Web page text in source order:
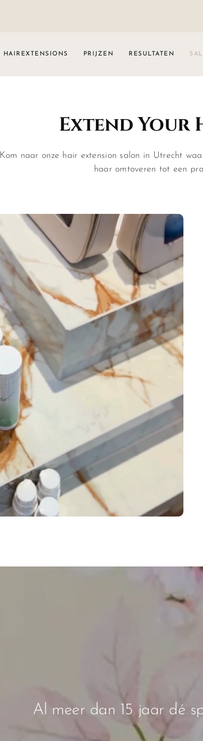
HAIREXTENSIONS PRIJZEN RESULTATEN
Extend Your
Kom naar onze hair extension salon in Utrecht
haar omtoveren tot een
Al meer dan 15 jaar dé